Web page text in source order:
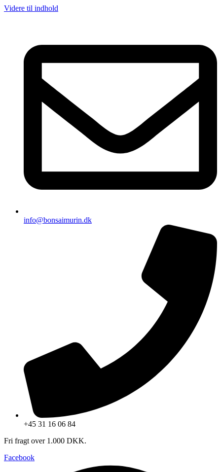
Videre til indhold
info@bonsaimurin.dk
+45 31 16 06 84
Fri fragt over 1.000 DKK.
Facebook